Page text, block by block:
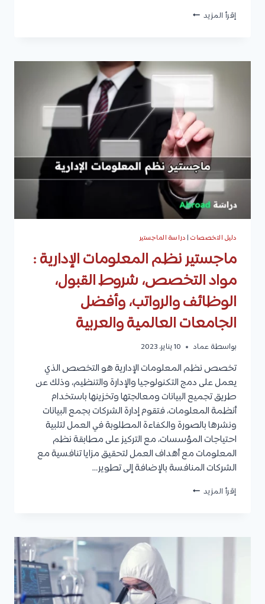
إقرأ المزيد ماجستير
مواد
التخصص،
الجامعات،
ومتوسط
الرواتب
الشهرية
دليل التخصصات| دراسة الماجستير
ماجستير نظم المعلومات الإدارية :
مواد التخصص، شروط القبول،
الوظائف والرواتب، وأفضل
الجامعات العالمية والعربية
بواسطة عماد 10 يناير، 2023
تخصص نظم المعلومات الإدارية هو التخصص الذي
يعمل على دمج التكنولوجيا والإدارة والتنظيم، وذلك عن
طريق تجميع البيانات ومعالجتها وتخزينها باستخدام
أنظمة المعلومات، فتقوم إدارة الشركات بجمع البيانات
ونشرها بالصورة والكفاءة المطلوبة في العمل لتلبية
احتياجات المؤسسات، مع التركيز على مطابقة نظم
المعلومات مع أهداف العمل لتحقيق مزايا تنافسية مع
الشركات المنافسة بالإضافة إلى تطوير…
إقرأ المزيد ماجستير
الوظائف